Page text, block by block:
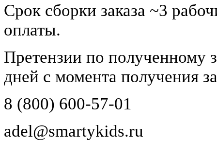
Срок сборки заказа ~3
оплаты.
Претензии по полученному
дней с момента получения
8 (800) 600-57-01
adel@smartykids.ru